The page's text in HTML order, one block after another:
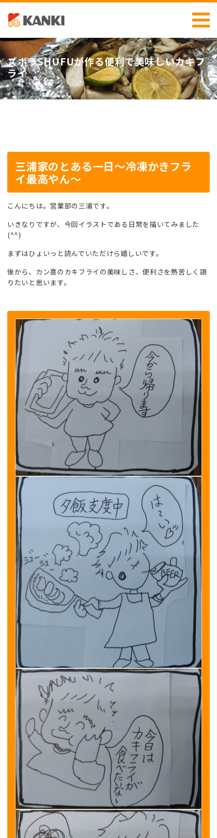
ズボラSHUFUが作る便利で美味しいカキフ
ライ
三浦家のとある一日～冷凍かきフラ
イ最高やん～
こんにちは。営業部の三浦です。
いきなりですが、今回イラストである日常を描いてみました
(^^)
まずはひょいっと読んでいただけら嬉しいです。
後から、カン喜のカキフライの美味しさ、便利さを熱苦しく語
りたいと思います。